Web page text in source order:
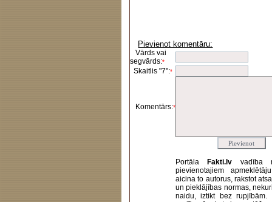
Pievienot komentāru:
Vārds vai
segvārds:*
Skaitlis "7":*
Komentārs:*
Portāla Fakti.lv vadība
pievienotajiem
aicina to autorus, rakstot
un pieklājības normas,
naidu, iztikt bez rupjībām.